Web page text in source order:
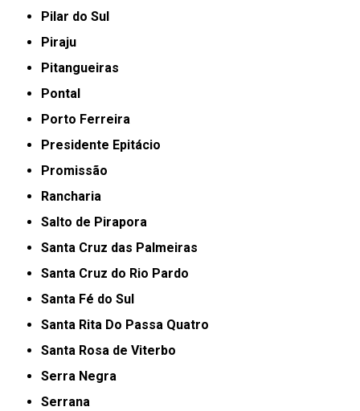
Pilar do Sul
Piraju
Pitangueiras
Pontal
Porto Ferreira
Presidente Epitácio
Promissão
Rancharia
Salto de Pirapora
Santa Cruz das Palmeiras
Santa Cruz do Rio Pardo
Santa Fé do Sul
Santa Rita Do Passa Quatro
Santa Rosa de Viterbo
Serra Negra
Serrana